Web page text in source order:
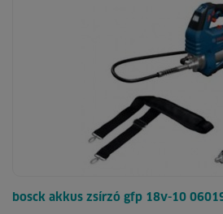
bosck akkus zsírzó gfp 18v-10